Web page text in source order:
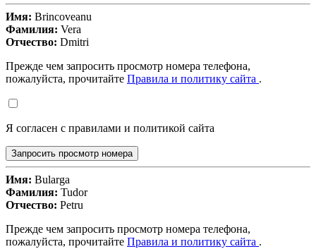
Имя: Brincoveanu
Фамилия: Vera
Отчество: Dmitri
Прежде чем запросить просмотр номера телефона,
пожалуйста, прочитайте Правила и политику сайта .
Я согласен с правилами и политикой сайта
Запросить просмотр номера
Имя: Bularga
Фамилия: Tudor
Отчество: Petru
Прежде чем запросить просмотр номера телефона,
пожалуйста, прочитайте Правила и политику сайта .